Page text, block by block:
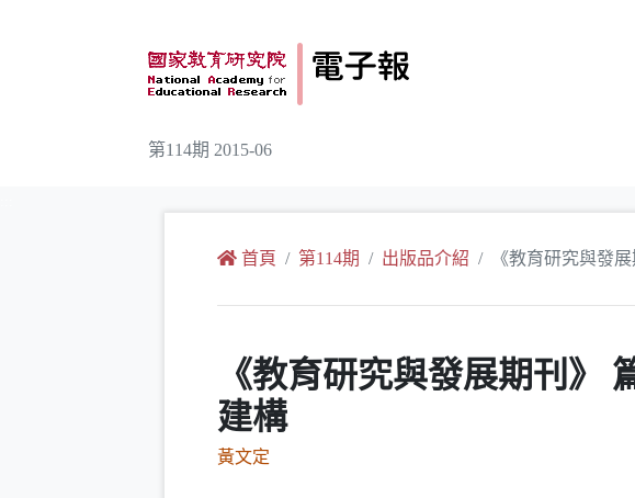
第114期 2015-06
首頁 第114期 出版品介紹 《教育研究與發
《教育研究與發展期刊》
建構
黃文定